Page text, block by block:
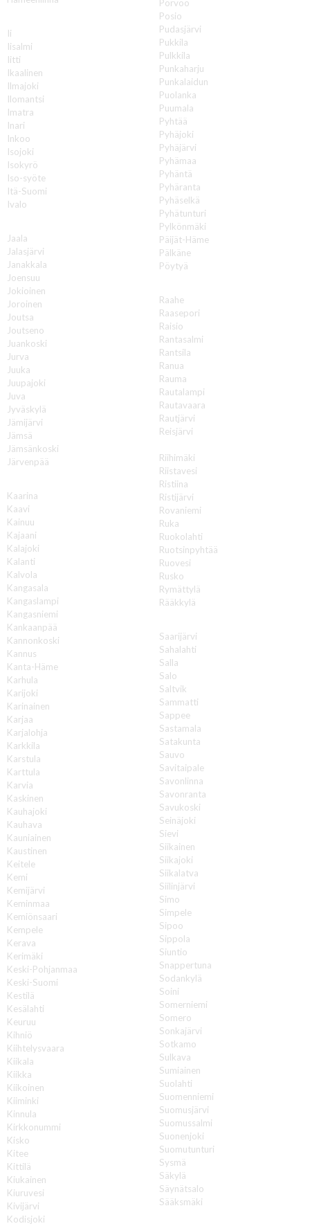
Ii
Iisalmi
Iitti
Ikaalinen
Ilmajoki
Ilomantsi
Imatra
Inari
Inkoo
Isojoki
Isokyrö
Iso-syöte
Itä-Suomi
Ivalo
Jaala
Jalasjärvi
Janakkala
Joensuu
Jokioinen
Joroinen
Joutsa
Joutseno
Juankoski
Jurva
Juuka
Juupajoki
Juva
Jyväskylä
Jämijärvi
Jämsä
Jämsänkoski
Järvenpää
Kaarina
Kaavi
Kainuu
Kajaani
Kalajoki
Kalanti
Kalvola
Kangasala
Kangaslampi
Kangasniemi
Kankaanpää
Kannonkoski
Kannus
Kanta-Häme
Karhula
Karijoki
Karinainen
Karjaa
Karjalohja
Karkkila
Karstula
Karttula
Karvia
Kaskinen
Kauhajoki
Kauhava
Kauniainen
Kaustinen
Keitele
Kemi
Kemijärvi
Keminmaa
Kemiönsaari
Kempele
Kerava
Kerimäki
Keski-Pohjanmaa
Keski-Suomi
Kestilä
Kesälahti
Keuruu
Kihniö
Kiihtelysvaara
Kiikala
Kiikka
Kiikoinen
Kiiminki
Kinnula
Kirkkonummi
Kisko
Kitee
Kittilä
Kiukainen
Kiuruvesi
Kivijärvi
Kodisjoki
Porvoo
Posio
Pudasjärvi
Pukkila
Pulkkila
Punkaharju
Punkalaidun
Puolanka
Puumala
Pyhtää
Pyhäjoki
Pyhäjärvi
Pyhämaa
Pyhäntä
Pyhäranta
Pyhäselkä
Pyhätunturi
Pylkönmäki
Päijät-Häme
Pälkäne
Pöytyä
Raahe
Raasepori
Raisio
Rantasalmi
Rantsila
Ranua
Rauma
Rautalampi
Rautavaara
Rautjärvi
Reisjärvi
Riihimäki
Riistavesi
Ristiina
Ristijärvi
Rovaniemi
Ruka
Ruokolahti
Ruotsinpyhtää
Ruovesi
Rusko
Rymättylä
Rääkkylä
Saarijärvi
Sahalahti
Salla
Salo
Saltvik
Sammatti
Sappee
Sastamala
Satakunta
Sauvo
Savitaipale
Savonlinna
Savonranta
Savukoski
Seinäjoki
Sievi
Siikainen
Siikajoki
Siikalatva
Siilinjärvi
Simo
Simpele
Sipoo
Sippola
Siuntio
Snappertuna
Sodankylä
Soini
Somerniemi
Somero
Sonkajärvi
Sotkamo
Sulkava
Sumiainen
Suolahti
Suomenniemi
Suomusjärvi
Suomussalmi
Suonenjoki
Suomutunturi
Sysmä
Säkylä
Säynätsalo
Sääksmäki